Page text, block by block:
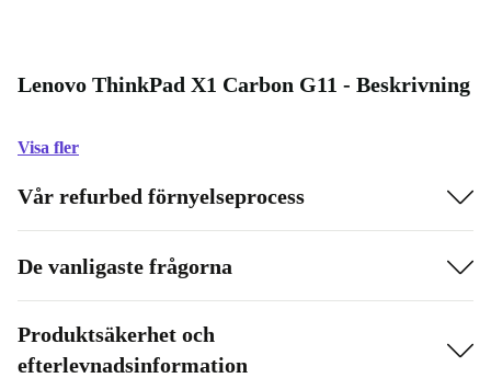
Lenovo ThinkPad X1 Carbon G11 - Beskrivning
Visa fler
Vår refurbed förnyelseprocess
De vanligaste frågorna
Produktsäkerhet och
efterlevnadsinformation